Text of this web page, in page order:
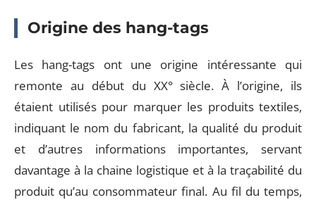
Origine des hang-tags
Les hang-tags ont une origine intéressante qui
remonte au début du XX° siècle. À l’origine, ils
étaient utilisés pour marquer les produits textiles,
indiquant le nom du fabricant, la qualité du produit
et d’autres informations importantes, servant
davantage à la chaine logistique et à la traçabilité du
produit qu’au consommateur final. Au fil du temps,